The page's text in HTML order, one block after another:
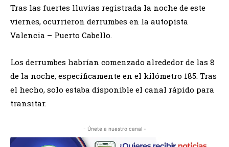
Tras las fuertes lluvias registrada la noche de este
viernes, ocurrieron derrumbes en la autopista
Valencia – Puerto Cabello.
Los derrumbes habrían comenzado alrededor de las 8
de la noche, específicamente en el kilómetro 185. Tras
el hecho, solo estaba disponible el canal rápido para
transitar.
- Únete a nuestro canal -